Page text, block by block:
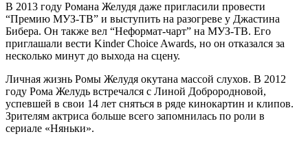
В 2013 году Романа Желудя даже пригласили провести
“Премию МУЗ-ТВ” и выступить на разогреве у Джастина
Бибера. Он также вел “Неформат-чарт” на МУЗ-ТВ. Его
приглашали вести Kinder Choice Awards, но он отказался за
несколько минут до выхода на сцену.
Личная жизнь Ромы Желудя окутана массой слухов. В 2012
году Рома Желудь встречался с Линой Доброродновой,
успевшей в свои 14 лет сняться в ряде кинокартин и клипов.
Зрителям актриса больше всего запомнилась по роли в
сериале «Няньки».